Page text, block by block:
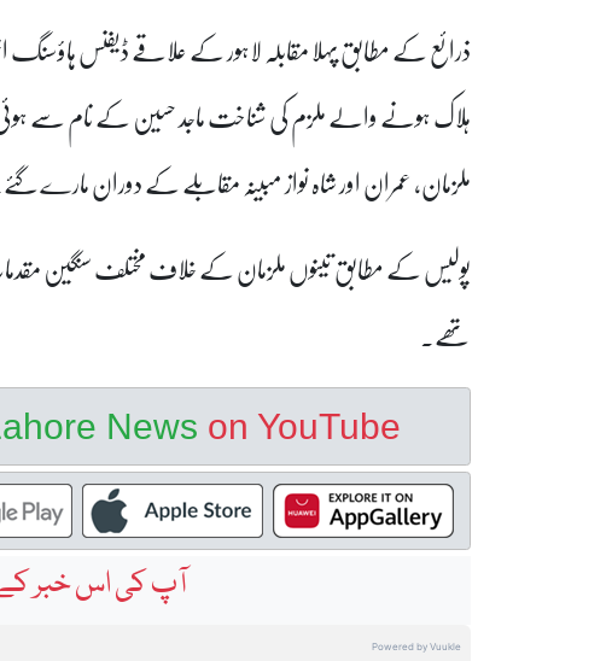
ذرائع کے مطابق پہلا مقابلہ لاہور کے علاقے ڈیفنس
ہلاک ہونے والے ملزم کی شناخت ماجد حسین کے نام سے
ملزمان، عمران اور شاہ نواز مبینہ مقابلے کے دوران مارے
پولیس کے مطابق تینوں ملزمان کے خلاف مختلف سنگین
تھے۔
News on YouTube
آپ کی اس خبر